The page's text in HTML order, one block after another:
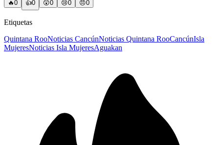
🔥0 👍0 😲0 😢0 😠0
Etiquetas
Quintana RooNoticias CancúnNoticias Quintana RooCancúnIsla
MujeresNoticias Isla MujeresAguakan